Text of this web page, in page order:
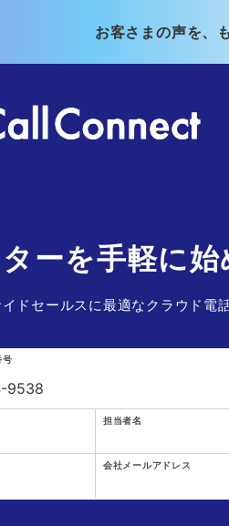
お客さまの声を、
ーを手軽に始
ドセールスに最適なクラウド電
号
担当者名
会社メールアドレス